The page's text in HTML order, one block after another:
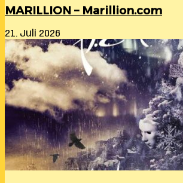
MARILLION – Marillion.com
21. Juli 2026